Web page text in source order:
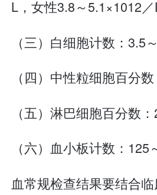
L，女性3.8～5.1×1012／
（三）白细胞计数：3.5
（四）中性粒细胞百分
（五）淋巴细胞百分数
（六）血小板计数：125
血常规检查结果要结合